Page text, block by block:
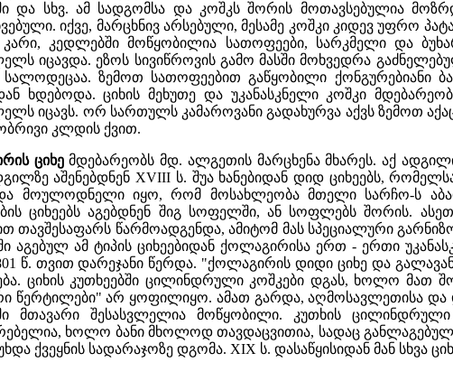
და სხვ. ამ სადგომსა და კოშკს შორის მოთავსებულია
იქვე, მარცხნივ არსებული, მესამე კოშკი კიდევ უფრო
კარი, კედლებში მოწყობილია სათოფეები, სარკმელი და
იცავდა. ეზოს სივიწროვის გამო მასში მოხვედრა
სალოდეცაა. ზემოთ სათოფეებით გაწყობილი ქონგურებიანი
ხდებოდა. ციხის მეხუთე და უკანასკნელი კოშკი
იცავს. ორ სართულს კამაროვანი გადახურვა აქვს ზემოთ
კლდის ქვით.
ციხემდებარეობს მდ. ალგეთის მარცხენა მხარეს. აქ
აშენებდნენ XVIII ს. შუა ხანებიდან დიდ ციხეებს,
მოულოდნელი იყო, რომ მოსახლეობა მთელი სარჩო-ს
ციხეებს აგებდნენ შიგ სოფელში, ან სოფლებს შორის.
თავშესაფარს წარმოადგენდა, ამიტომ მას სპეციალური
აგებულ ამ ტიპის ციხეებიდან ქოლაგირისა ერთ - ერთი
წ. თვით დარეჯანი წერდა. "ქოლაგირის დიდი ციხე და
ციხის კუთხეებში ცილინდრული კოშკები დგას, ხოლო
წერტილები" არ ყოფილიყო. ამათ გარდა, აღმოსავლეთისა
მთავარი შესასვლელია მოწყობილი. კუთხის
ხოლო ბანი მხოლოდ თავდაცვითია, სადაც
ქვეყნის სადარაჯოზე დგომა. XIX ს. დასაწყისიდან მან სხვა